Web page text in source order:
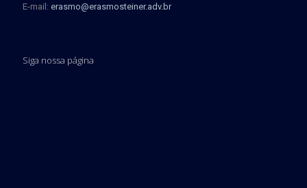
E-mail: erasmo@erasmosteiner.adv.br
Siga nossa página